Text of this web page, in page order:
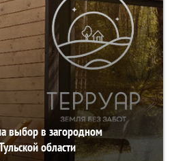
выбор в загородном
области